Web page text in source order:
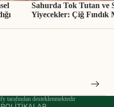
Sahurda Tok Tutan ve
Yiyecekler: Çiğ Fındık
tarafından desteklenmektedir